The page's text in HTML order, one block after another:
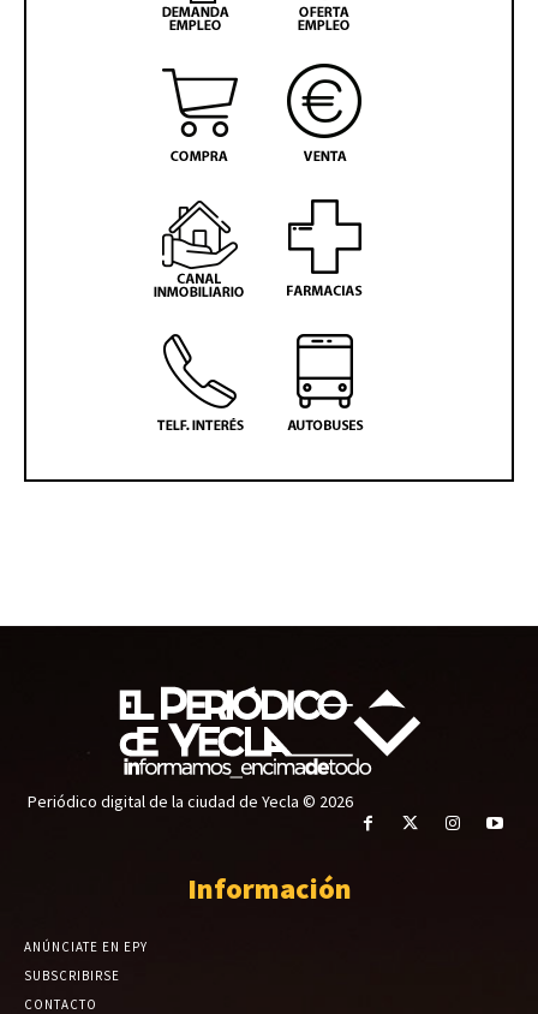
Periódico digital de la ciudad de Yecla © 2026
Información
ANÚNCIATE EN EPY
SUBSCRIBIRSE
CONTACTO